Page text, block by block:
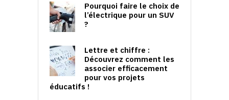
Pourquoi faire le choix de
l’électrique pour un SUV
?
Lettre et chiffre :
Découvrez comment les
associer efficacement
pour vos projets
éducatifs !